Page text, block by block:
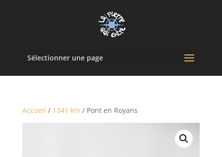
Sélectionner une page
Accueil / 1341 km / Pont en Royans